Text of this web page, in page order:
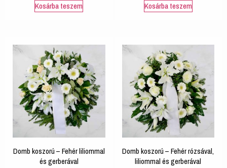
Kosárba teszem Kosárba teszem
Domb koszorú – Fehér liliommal
és gerberával
Domb koszorú – Fehér rózsával,
liliommal és gerberával